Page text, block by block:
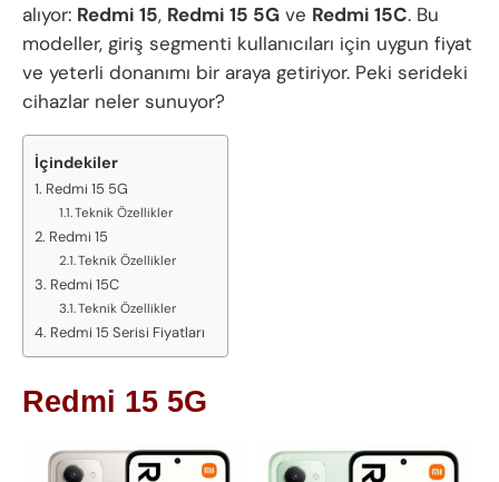
alıyor: Redmi 15, Redmi 15 5G ve Redmi 15C. Bu
modeller, giriş segmenti kullanıcıları için uygun fiyat
ve yeterli donanımı bir araya getiriyor. Peki serideki
cihazlar neler sunuyor?
İçindekiler
Redmi 15 5G
Teknik Özellikler
Redmi 15
Teknik Özellikler
Redmi 15C
Teknik Özellikler
Redmi 15 Serisi Fiyatları
Redmi 15 5G